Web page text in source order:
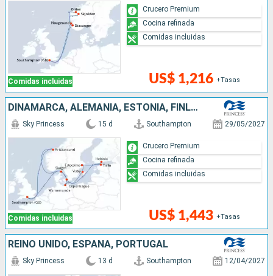
Comidas incluidas US$ 1,216 +Tasas
Crucero Premium
Cocina refinada
Comidas incluidas
DINAMARCA, ALEMANIA, ESTONIA, FINLANDIA, SUECIA, NORUEGA, REINO UNIDO
Comidas incluidas
Sky Princess 15 d Southampton 29/05/2027
US$ 1,443 +Tasas
Crucero Premium
Cocina refinada
Comidas incluidas
REINO UNIDO, ESPAÑA, PORTUGAL
Sky Princess 13 d Southampton 12/04/2027